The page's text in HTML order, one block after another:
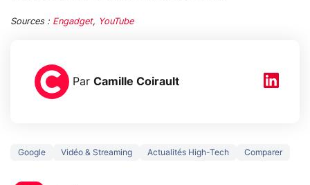
Sources : Engadget, YouTube
Par Camille Coirault
Google Vidéo & Streaming Actualités High-Tech Comparer
3 écrans en 1 pour
319€ ? Voici L'AOC
5 générations